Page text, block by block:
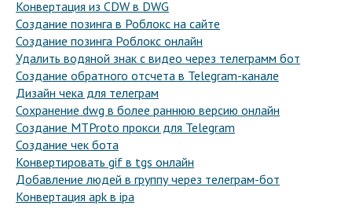
Конвертация из CDW в DWG
Создание позинга в Роблокс на сайте
Создание позинга Роблокс онлайн
Удалить водяной знак с видео через телеграмм бот
Создание обратного отсчета в Telegram-канале
Дизайн чека для телеграм
Сохранение dwg в более раннюю версию онлайн
Создание MTProto прокси для Telegram
Создание чек бота
Конвертировать gif в tgs онлайн
Добавление людей в группу через телеграм-бот
Конвертация apk в ipa